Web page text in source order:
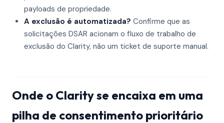
payloads de propriedade.
A exclusão é automatizada? Confirme que as
solicitações DSAR acionam o fluxo de trabalho de
exclusão do Clarity, não um ticket de suporte manual.
Onde o Clarity se encaixa em uma
pilha de consentimento prioritário